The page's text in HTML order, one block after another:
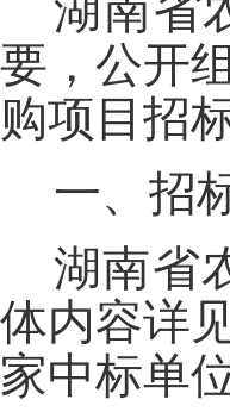
湖南省
要，公开
购项目招
一、招
湖南省
体内容详
家中标单